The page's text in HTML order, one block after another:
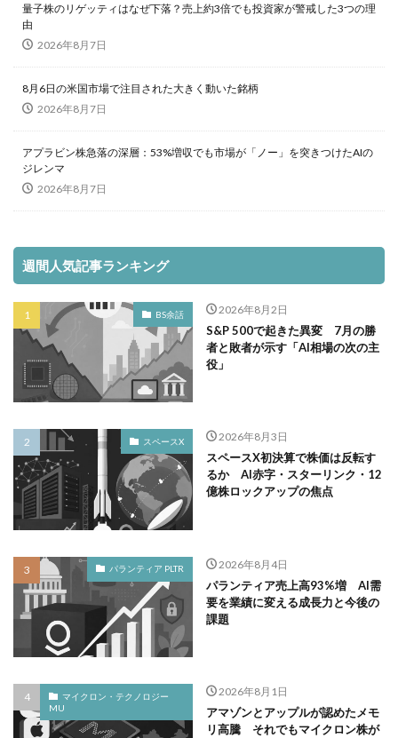
量子株のリゲッティはなぜ下落？売上約3倍でも投資家が警戒した3つの理
由
2026年8月7日
8月6日の米国市場で注目された大きく動いた銘柄
2026年8月7日
アプラビン株急落の深層：53%増収でも市場が「ノー」を突きつけたAIの
ジレンマ
2026年8月7日
週間人気記事ランキング
BS余話 2026年8月2日
S&P 500で起きた異変 7月の勝
者と敗者が示す「AI相場の次の主
役」
スペースX 2026年8月3日
スペースX初決算で株価は反転す
るか AI赤字・スターリンク・12
億株ロックアップの焦点
パランティア PLTR 2026年8月4日
パランティア売上高93%増 AI需
要を業績に変える成長力と今後の
課題
マイクロン・テクノロジー
MU
2026年8月1日
アマゾンとアップルが認めたメモ
リ高騰 それでもマイクロン株が